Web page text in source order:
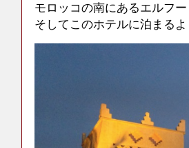
モロッコの南にあるエルフ
そしてこのホテルに泊まる